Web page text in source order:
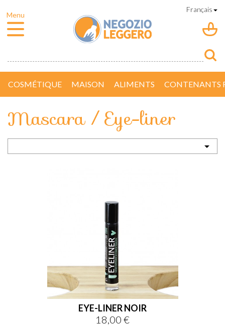
COSMÉTIQUE MAISON ALIMENTS CONTENANTS
Mascara / Eye-liner

EYE-LINER NOIR
Prix
18,00 €